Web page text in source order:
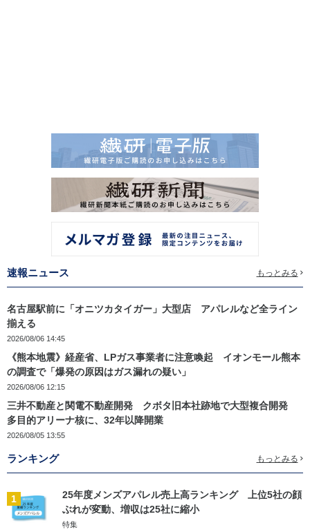
速報ニュース もっとみる
名古屋駅前に「オニツカタイガー」大型店 アパレルなど全ライン
揃える
2026/08/06 14:45
《熊本地震》経産省、LPガス事業者に注意喚起 イオンモール熊本
の調査で「爆発の原因はガス漏れの疑い」
2026/08/06 12:15
三井不動産と関電不動産開発 クボタ旧本社跡地で大型複合開発
多目的アリーナ核に、32年以降開業
2026/08/05 13:55
ランキング もっとみる
1
25年度メンズアパレル売上高ランキング 上位5社の顔
ぶれが変動、増収は25社に縮小
特集